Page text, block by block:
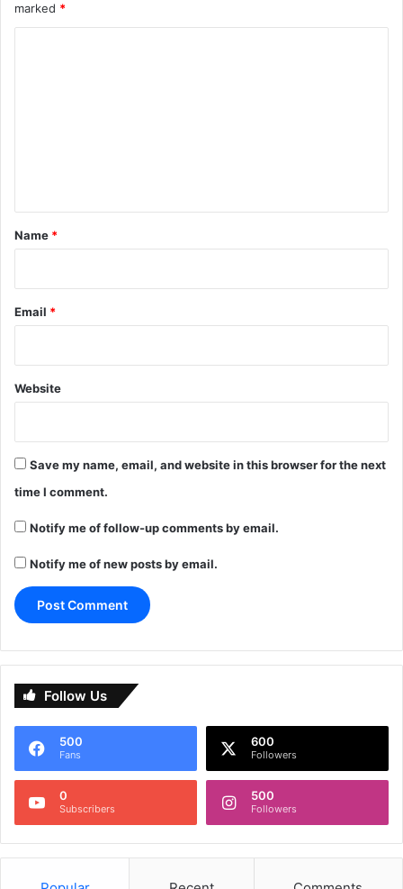
marked *
*
Name *
Email *
Website
Save my name, email, and website in this browser for the next
time I comment.
Notify me of follow-up comments by email.
Notify me of new posts by email.
Follow Us
500
Fans
600
Followers
0
Subscribers
500
Followers